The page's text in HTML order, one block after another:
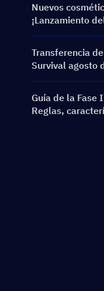
Nuevos
¡Lanzamiento
Refrain y el
Crest Aria!
Transferencia
Survival agosto
Guía de la Fase
Reglas,